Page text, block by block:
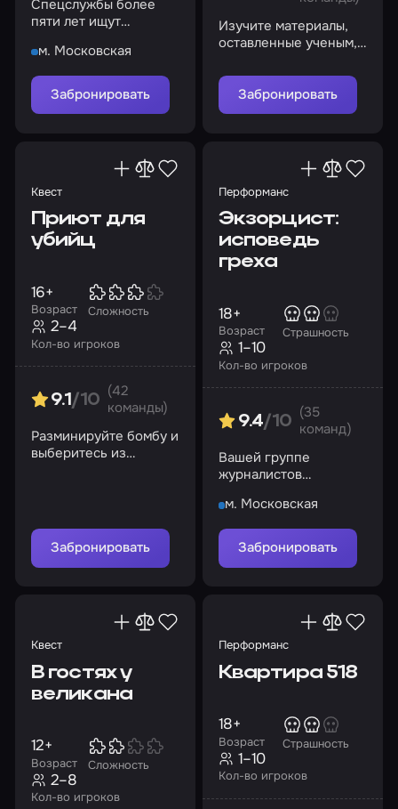
Спецслужбы более
пяти лет ищут
все попытки обречены
на провал…
м. Московская
Забронировать
Изучите материалы,
оставленные ученым,
чертежи до прихода
спецслужб
Забронировать
Квест
Приют для
убийц
Возраст
16+
Сложность
Кол-во игроков
2–4
9.1/10
(42
команды)
Разминируйте бомбу и
выберитесь из
Забронировать
Перформанс
Экзорцист:
исповедь
греха
Возраст
18+
Страшность
Кол-во игроков
1–10
9.4/10
(35
команд)
Вашей группе
журналистов
все тайны, связанные
с этим местом
м. Московская
Забронировать
Квест
В гостях у
великана
Возраст
12+
Сложность
Кол-во игроков
2–8
Перформанс
Квартира 518
Возраст
18+
Страшность
Кол-во игроков
1–10